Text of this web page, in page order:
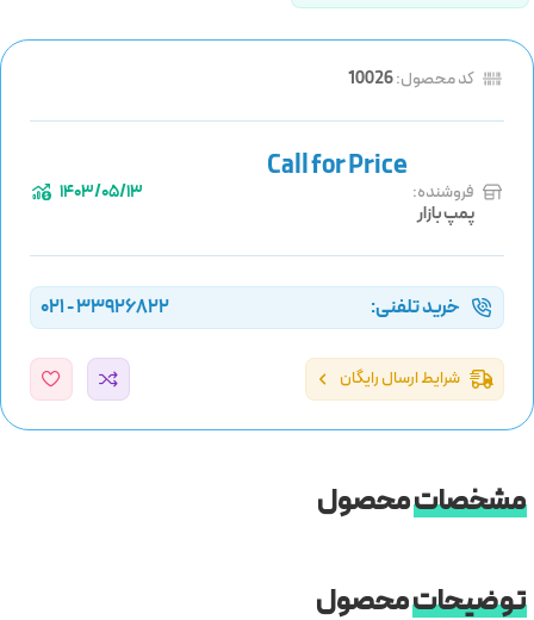
کد محصول:10026
فروشنده:
پمپ بازار
1403/05/13
خرید تلفنی: 33926822 - 021
شرایط ارسال رایگان
مشخصاتمحصول
توضیحاتمحصول